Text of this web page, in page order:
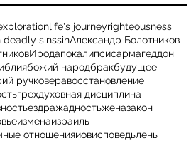
life's journeyrighteousness
deadly sinssinАлександр Болотников
Иродапокалипсисармагеддон
божий народбракбудущее
ручковеравосстановление
грехдуховная дисциплина
ездражадностьженазакон
изменаизраиль
отношенияиовисповедьлень